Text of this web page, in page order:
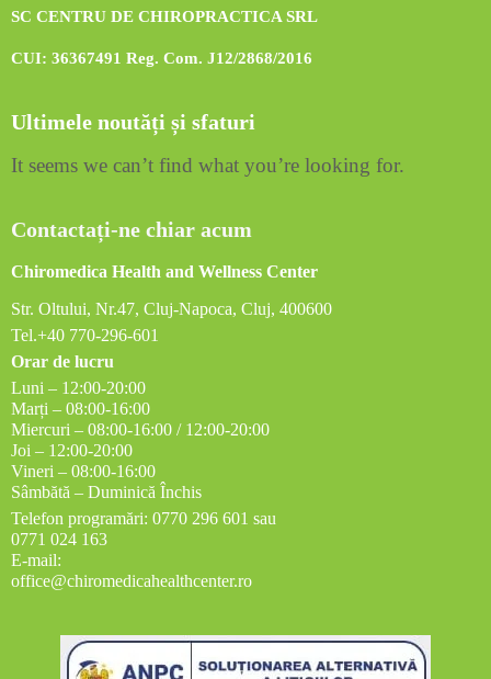
SC CENTRU DE CHIROPRACTICA SRL
CUI: 36367491 Reg. Com. J12/2868/2016
Ultimele noutăți și sfaturi
It seems we can’t find what you’re looking for.
Contactați-ne chiar acum
Chiromedica Health and Wellness Center
Str. Oltului, Nr.47, Cluj-Napoca, Cluj, 400600
Tel.+40 770-296-601
Orar de lucru
Luni – 12:00-20:00
Marți – 08:00-16:00
Miercuri – 08:00-16:00 / 12:00-20:00
Joi – 12:00-20:00
Vineri – 08:00-16:00
Sâmbătă – Duminică Închis
Telefon programări: 0770 296 601 sau
0771 024 163
E-mail:
office@chiromedicahealthcenter.ro